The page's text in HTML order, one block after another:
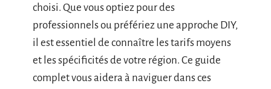
choisi. Que vous optiez pour des
professionnels ou préfériez une approche DIY,
il est essentiel de connaître les tarifs moyens
et les spécificités de votre région. Ce guide
complet vous aidera à naviguer dans ces